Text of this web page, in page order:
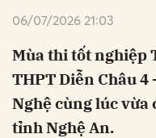
06/07/2026 21:03
Mùa thi tốt nghiệp
THPT Diễn Châu
Nghệ cùng lúc vừa
tỉnh Nghệ An.